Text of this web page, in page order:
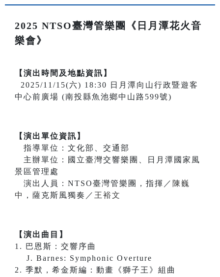
2025 NTSO臺灣管樂團《日月潭花火音
樂會》
【演出時間及地點資訊】
2025/11/15(六) 18:30 日月潭向山行政暨遊客
中心前廣場 (南投縣魚池鄉中山路599號)
【演出單位資訊】
指導單位：文化部、交通部
主辦單位：國立臺灣交響樂團、日月潭國家風
景區管理處
演出人員：NTSO臺灣管樂團，指揮／ 陳巍
中
，薩克斯風獨奏／ 王裕文
【演出曲目】
1. 巴恩斯：交響序曲
J. Barnes: Symphonic Overture
2. 季默，希金斯編：動畫《獅子王》組曲